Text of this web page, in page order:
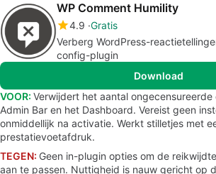
WP Comment Humility
4.9 Gratis
Verberg WordPress-
config-plugin
Download
VOOR: Verwijdert het aantal
Admin Bar en het Dashboard. Vereist geen
onmiddellijk na activatie. Werkt stilletjes met
prestatievoetafdruk.
TEGEN: Geen in-plugin opties om de
aan te passen. Nuttigheid is nauw gericht op